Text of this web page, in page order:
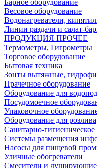
Барное оборудование
Весовое оборудование
Водонагреватели,
Линии раздачи и салат-
ПРОДУКЦИЯ ПРОЧЕЕ
Термометры, Гигрометры
Торговое оборудование
Бытовая техника
Зонты вытяжные,
Прачечное оборудование
Оборудование для
Посудомоечное
Упаковочное
Оборудование для розлива
Санитарно-
Системы размещения
Насосы для пищевой
Уличные обогреватели
Смесители и душирующие